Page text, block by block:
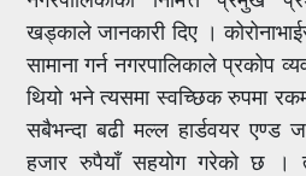
खड्काले जानकारी दिए ।
सामाना गर्न नगरपालिकाले प्रकोप
थियो भने त्यसमा स्वच्छिक रुपमा
सबैभन्दा बढी मल्ल हार्डवयर एण्ड
हजार रुपैयाँ सहयोग गरेको छ ।